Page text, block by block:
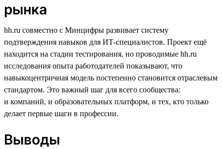
рынка
hh.ru совместно с Минцифры развивает систему
подтверждения навыков для ИТ-специалистов. Проект ещё
находится на стадии тестирования, но проводимые hh.ru
исследования опыта работодателей показывают, что
навыкоцентричная модель постепенно становится отраслевым
стандартом. Это важный шаг для всего сообщества:
и компаний, и образовательных платформ, и тех, кто только
делает первые шаги в профессии.
Выводы